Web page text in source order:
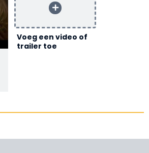
Voeg een video of
trailer toe